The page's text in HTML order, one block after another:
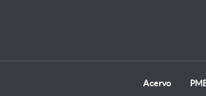
Acervo